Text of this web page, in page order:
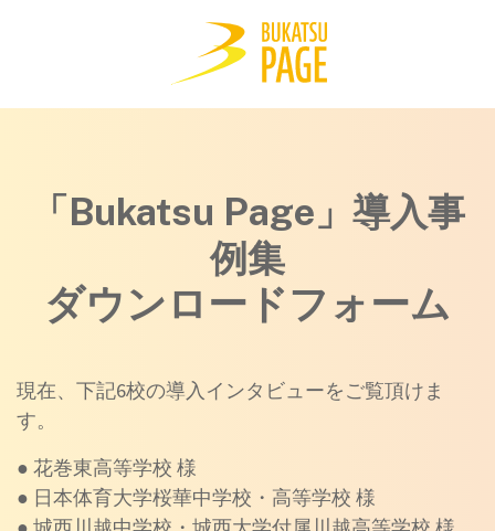
「Bukatsu Page」 導入事
例集
ダウンロードフォーム
現在、下記6校の導入インタビューをご覧頂けま
す。
● 花巻東高等学校 様
● 日本体育大学桜華中学校・高等学校 様